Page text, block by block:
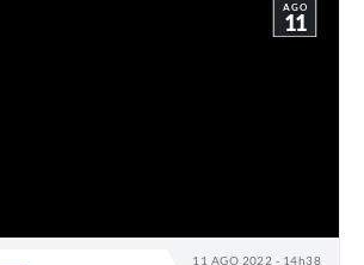
11 AGO 2022 - 14h38
AGO
11